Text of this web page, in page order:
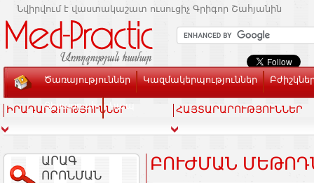
Նվիրվում է վաստակաշատ ուսուցիչ Գրիգոր Շահյանին
Ծառայություններ Կազմակերպություններ
Տեսասրահ Կապ
ԻՐԱԴԱՐՁՈՒԹՅՈՒՆՆԵՐ ՀԱՅՏԱՐԱՐՈՒԹՅՈՒՆՆԵՐ
ԱՐԱԳ
ՈՐՈՆՄԱՆ
ԲՈՒԺՄԱՆ